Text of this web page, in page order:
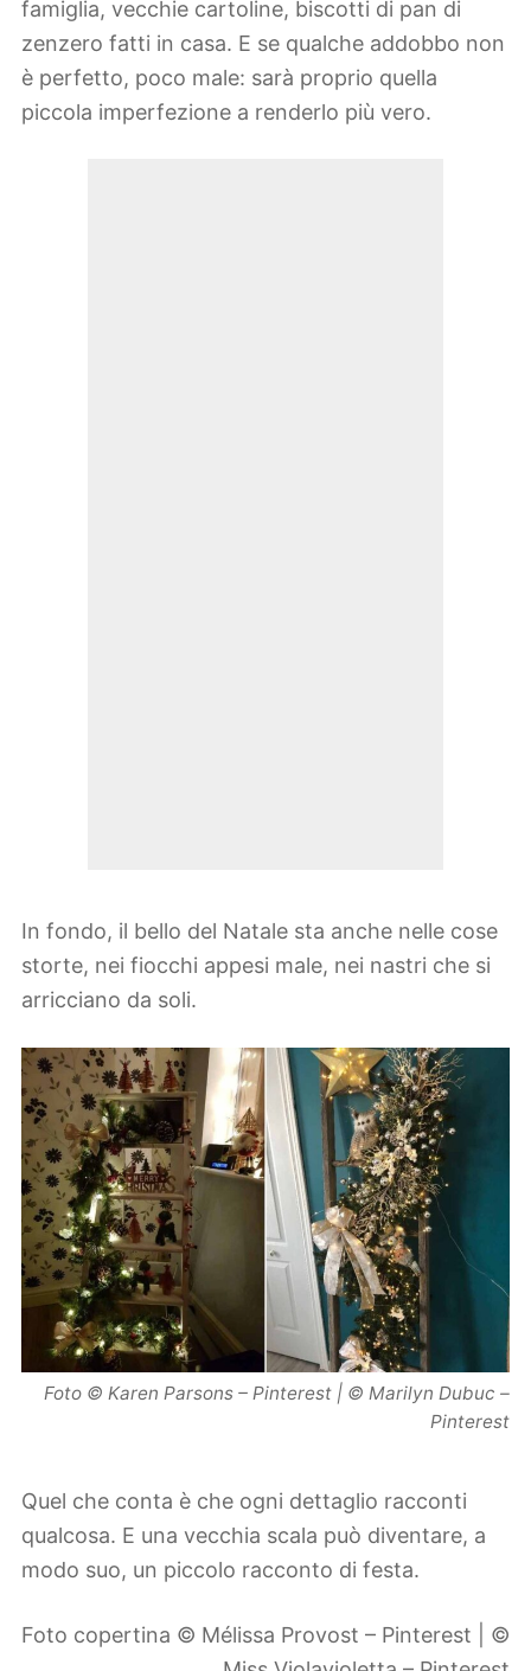
famiglia, vecchie cartoline, biscotti di pan di
zenzero fatti in casa. E se qualche addobbo non
è perfetto, poco male: sarà proprio quella
piccola imperfezione a renderlo più vero.
In fondo, il bello del Natale sta anche nelle cose
storte, nei fiocchi appesi male, nei nastri che si
arricciano da soli.
Foto © Karen Parsons – Pinterest | © Marilyn Dubuc –
Pinterest
Quel che conta è che ogni dettaglio racconti
qualcosa. E una vecchia scala può diventare, a
modo suo, un piccolo racconto di festa.
Foto copertina © Mélissa Provost – Pinterest | ©